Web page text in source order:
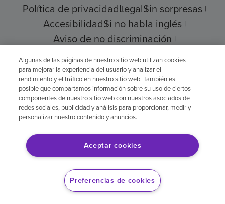
Política de privacidadLegalSin sorpresas
AccesibilidadSi no habla inglés
Aviso de no discriminación
Cumplimiento de los proveedores
© 2026 Encompass Health Corporation
Preferencias de cookies
Aviso legal: Se tradujo con la ayuda de
inteligencia artificial (IA). La versión en inglés
es la versión oficial.
Algunas de las páginas de nuestro sitio web utilizan cookies
para mejorar la experiencia del usuario y analizar el
rendimiento y el tráfico en nuestro sitio web. También es
posible que compartamos información sobre su uso de ciertos
componentes de nuestro sitio web con nuestros asociados de
redes sociales, publicidad y análisis para proporcionar, medir y
personalizar nuestro contenido y anuncios.
Aceptar cookies
Preferencias de cookies